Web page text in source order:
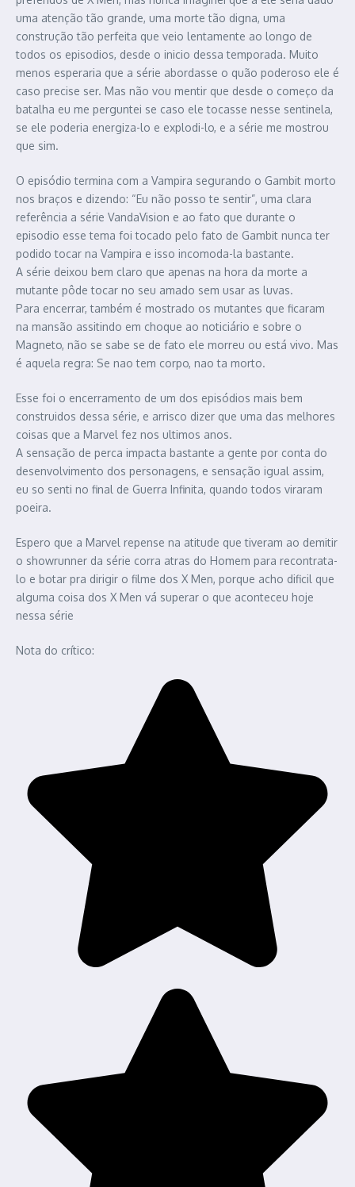
uma atenção tão grande, uma morte tão digna, uma
construção tão perfeita que veio lentamente ao longo de
todos os episodios, desde o inicio dessa temporada. Muito
menos esperaria que a série abordasse o quão poderoso ele é
caso precise ser. Mas não vou mentir que desde o começo da
batalha eu me perguntei se caso ele tocasse nesse sentinela,
se ele poderia energiza-lo e explodi-lo, e a série me mostrou
que sim.
O episódio termina com a Vampira segurando o Gambit morto
nos braços e dizendo: “Eu não posso te sentir”, uma clara
referência a série VandaVision e ao fato que durante o
episodio esse tema foi tocado pelo fato de Gambit nunca ter
podido tocar na Vampira e isso incomoda-la bastante.
A série deixou bem claro que apenas na hora da morte a
mutante pôde tocar no seu amado sem usar as luvas.
Para encerrar, também é mostrado os mutantes que ficaram
na mansão assitindo em choque ao noticiário e sobre o
Magneto, não se sabe se de fato ele morreu ou está vivo. Mas
é aquela regra: Se nao tem corpo, nao ta morto.
Esse foi o encerramento de um dos episódios mais bem
construidos dessa série, e arrisco dizer que uma das melhores
coisas que a Marvel fez nos ultimos anos.
A sensação de perca impacta bastante a gente por conta do
desenvolvimento dos personagens, e sensação igual assim,
eu so senti no final de Guerra Infinita, quando todos viraram
poeira.
Espero que a Marvel repense na atitude que tiveram ao demitir
o showrunner da série corra atras do Homem para recontrata-
lo e botar pra dirigir o filme dos X Men, porque acho dificil que
alguma coisa dos X Men vá superar o que aconteceu hoje
nessa série
Nota do crítico: